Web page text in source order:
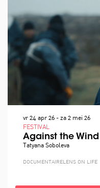
Against the Wind
Tatyana Soboleva
FESTIVAL
vr 24 apr 26 - za 2 mei 26
DOCUMENTAIRE LENS ON LIFE